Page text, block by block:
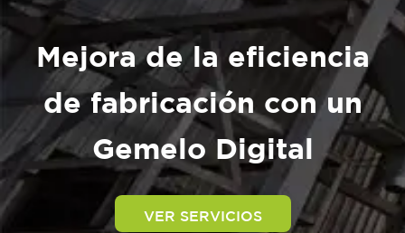
Mejora de la eficiencia
de fabricación con un
Gemelo Digital
VER SERVICIOS